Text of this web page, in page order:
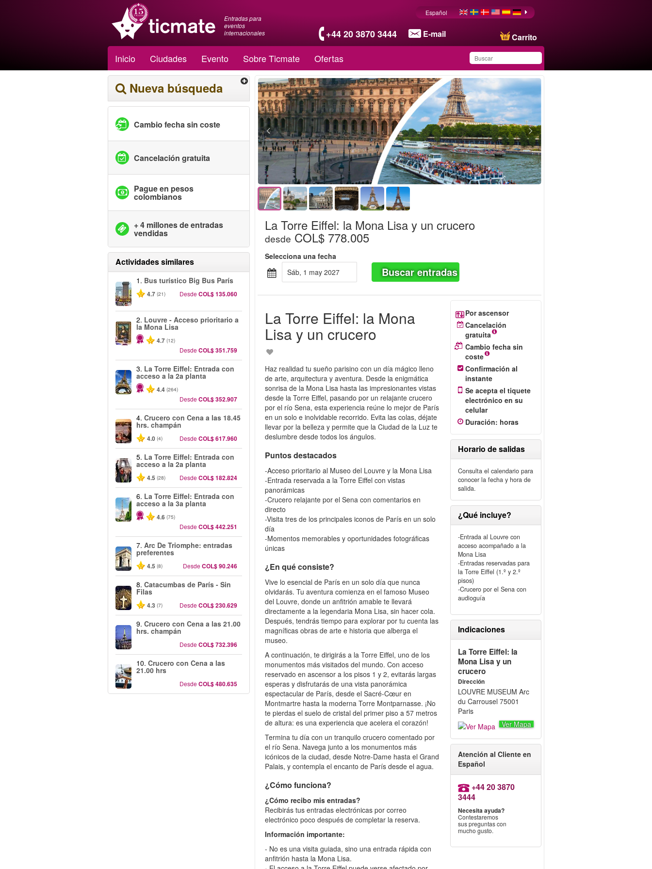
Entradas para
eventos
internacionales
+44 20 3870 3444 E-mail Carrito
Español
Inicio Ciudades Evento Sobre Ticmate Ofertas
Ha guardado este
producto en su lista
Nueva búsqueda
Cambio fecha sin coste
Cancelación gratuita
Pague en pesos
colombianos
+ 4 millones de entradas
vendidas
Actividades similares
1. Bus turístico Big Bus París
4.7 (21) DesdeCOL$ 135.060
2. Louvre - Acceso prioritario a
la Mona Lisa
4.7 (12)
DesdeCOL$ 351.759
3. La Torre Eiffel: Entrada con
acceso a la 2a planta
4.4 (264)
DesdeCOL$ 352.907
4. Crucero con Cena a las 18.45
hrs. champán
4.0 (4) DesdeCOL$ 617.960
5. La Torre Eiffel: Entrada con
acceso a la 2a planta
4.5 (28) DesdeCOL$ 182.824
6. La Torre Eiffel: Entrada con
acceso a la 3a planta
4.6 (75)
DesdeCOL$ 442.251
7. Arc De Triomphe: entradas
preferentes
4.5 (8) DesdeCOL$ 90.246
8. Catacumbas de París - Sin
Filas
4.3 (7) DesdeCOL$ 230.629
9. Crucero con Cena a las 21.00
hrs. champán
DesdeCOL$ 732.396
10. Crucero con Cena a las
21.00 hrs
DesdeCOL$ 480.635
La Torre Eiffel: la Mona Lisa y un crucero
desde COL$ 778.005
Selecciona una fecha
sáb, 1 may 2027
Buscar entradas
La Torre Eiffel: la Mona
Lisa y un crucero
Haz realidad tu sueño parisino con un día mágico lleno
de arte, arquitectura y aventura. Desde la enigmática
sonrisa de la Mona Lisa hasta las impresionantes vistas
desde la Torre Eiffel, pasando por un relajante crucero
por el río Sena, esta experiencia reúne lo mejor de París
en un solo e inolvidable recorrido. Evita las colas, déjate
llevar por la belleza y permite que la Ciudad de la Luz te
deslumbre desde todos los ángulos.
Puntos destacados
-Acceso prioritario al Museo del Louvre y la Mona Lisa
-Entrada reservada a la Torre Eiffel con vistas
panorámicas
-Crucero relajante por el Sena con comentarios en
directo
-Visita tres de los principales iconos de París en un solo
día
-Momentos memorables y oportunidades fotográficas
únicas
¿En qué consiste?
Vive lo esencial de París en un solo día que nunca
olvidarás. Tu aventura comienza en el famoso Museo
del Louvre, donde un anfitrión amable te llevará
directamente a la legendaria Mona Lisa, sin hacer cola.
Después, tendrás tiempo para explorar por tu cuenta las
magníficas obras de arte e historia que alberga el
museo.
A continuación, te dirigirás a la Torre Eiffel, uno de los
monumentos más visitados del mundo. Con acceso
reservado en ascensor a los pisos 1 y 2, evitarás largas
esperas y disfrutarás de una vista panorámica
espectacular de París, desde el Sacré-Cœur en
Montmartre hasta la moderna Torre Montparnasse. ¡No
te pierdas el suelo de cristal del primer piso a 57 metros
de altura: es una experiencia que acelera el corazón!
Termina tu día con un tranquilo crucero comentado por
el río Sena. Navega junto a los monumentos más
icónicos de la ciudad, desde Notre-Dame hasta el Grand
Palais, y contempla el encanto de París desde el agua.
¿Cómo funciona?
¿Cómo recibo mis entradas?
Recibirás tus entradas electrónicas por correo
electrónico poco después de completar la reserva.
Información importante:
- No es una visita guiada, sino una entrada rápida con
anfitrión hasta la Mona Lisa.
Por ascensor
Cancelación
gratuita
Cambio fecha sin
coste
Confirmación al
instante
Se acepta el tiquete
electrónico en su
celular
Duración: horas
Horario de salidas
Consulta el calendario para
conocer la fecha y hora de
salida.
¿Qué incluye?
-Entrada al Louvre con
acceso acompañado a la
Mona Lisa
-Entradas reservadas para
la Torre Eiffel (1.º y 2.º
pisos)
-Crucero por el Sena con
audioguía
Indicaciones
La Torre Eiffel: la
Mona Lisa y un
crucero
Dirección
LOUVRE MUSEUM Arc
du Carrousel 75001
Paris
Ver Mapa
Atención al Cliente en
Español
+44 20 3870
3444
Necesita ayuda?
Contestaremos
sus preguntas con
mucho gusto.